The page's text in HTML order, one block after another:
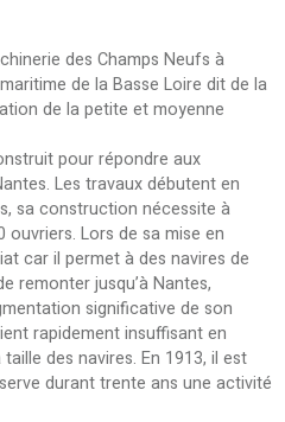
des Champs Neufs à
de la Basse Loire dit de la
de la petite et moyenne
pour répondre aux
Les travaux débutent en
sa construction nécessite à
Lors de sa mise en
car il permet à des navires de
remonter jusqu’à Nantes,
significative de son
rapidement insuffisant en
des navires. En 1913, il est
durant trente ans une activité